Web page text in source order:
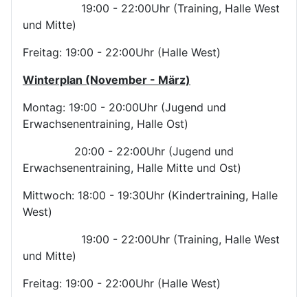
19:00 - 22:00Uhr (Training, Halle West
und Mitte)
Freitag: 19:00 - 22:00Uhr (Halle West)
Winterplan (November - März)
Montag: 19:00 - 20:00Uhr (Jugend und
Erwachsenentraining, Halle Ost)
20:00 - 22:00Uhr (Jugend und
Erwachsenentraining, Halle Mitte und Ost)
Mittwoch: 18:00 - 19:30Uhr (Kindertraining, Halle
West)
19:00 - 22:00Uhr (Training, Halle West
und Mitte)
Freitag: 19:00 - 22:00Uhr (Halle West)